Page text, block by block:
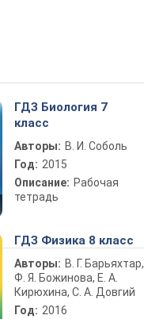
ГДЗ Биология 7
класс
Авторы: В. И. Соболь
Год: 2015
Описание: Рабочая
тетрадь
ГДЗ Физика 8 класс
Авторы: В. Г. Барьяхтар,
Ф. Я. Божинова, Е. А.
Кирюхина, С. А. Довгий
Год: 2016